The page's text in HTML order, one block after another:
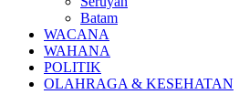
Batam
WACANA
WAHANA
POLITIK
OLAHRAGA & KESEHATAN